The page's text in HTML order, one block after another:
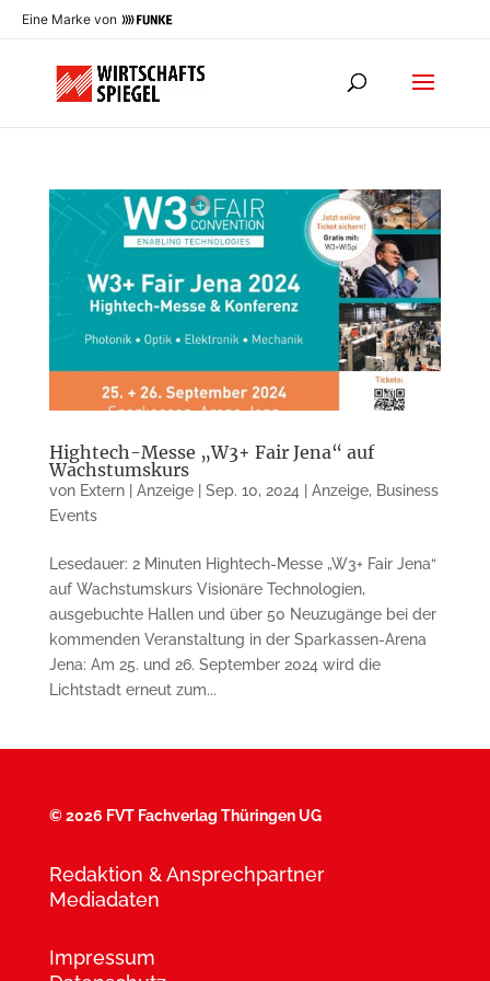
Eine Marke von
Hightech-Messe „W3+ Fair Jena“ auf
Wachstumskurs
von Extern | Anzeige| Sep. 10, 2024 | Anzeige, Business
Events
Lesedauer: 2 Minuten Hightech-Messe „W3+ Fair Jena“
auf Wachstumskurs Visionäre Technologien,
ausgebuchte Hallen und über 50 Neuzugänge bei der
kommenden Veranstaltung in der Sparkassen-Arena
Jena: Am 25. und 26. September 2024 wird die
Lichtstadt erneut zum...
©2026 FVT Fachverlag Thüringen UG
Redaktion & Ansprechpartner
Mediadaten
Impressum